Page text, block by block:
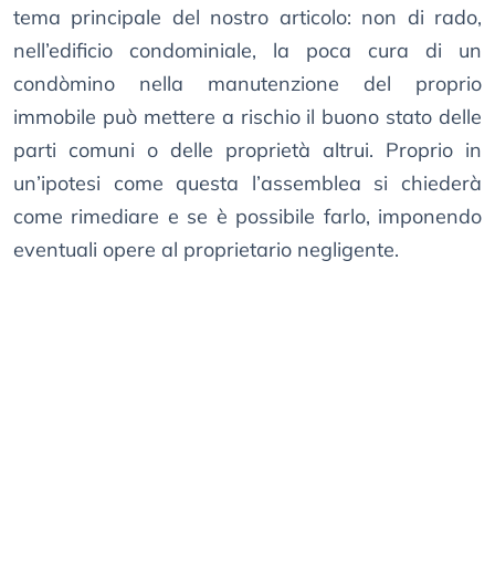
tema principale del nostro articolo: non di rado,
nell’edificio condominiale, la poca cura di un
condòmino nella manutenzione del proprio
immobile può mettere a rischio il buono stato delle
parti comuni o delle proprietà altrui. Proprio in
un’ipotesi come questa l’assemblea si chiederà
come rimediare e se è possibile farlo, imponendo
eventuali opere al proprietario negligente.